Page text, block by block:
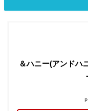
＆ハニー(アンドハ